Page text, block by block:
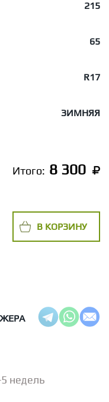
215
65
R17
ЗИМНЯЯ
Итого: 8 300
В КОРЗИНУ
недель